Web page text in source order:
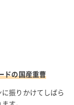
ドの国産重曹
振りかけてしばら